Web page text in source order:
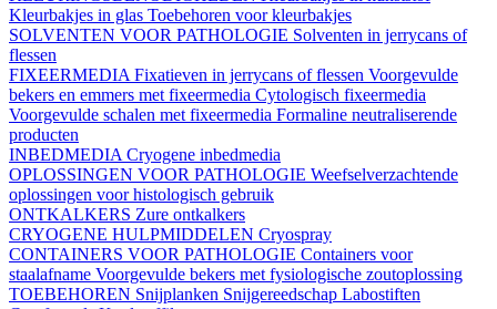
Kleurbakjes in glas Toebehoren voor kleurbakjes
SOLVENTEN VOOR PATHOLOGIE Solventen in jerrycans of
flessen
FIXEERMEDIA Fixatieven in jerrycans of flessen Voorgevulde
bekers en emmers met fixeermedia Cytologisch fixeermedia
Voorgevulde schalen met fixeermedia Formaline neutraliserende
producten
INBEDMEDIA Cryogene inbedmedia
OPLOSSINGEN VOOR PATHOLOGIE Weefselverzachtende
oplossingen voor histologisch gebruik
ONTKALKERS Zure ontkalkers
CRYOGENE HULPMIDDELEN Cryospray
CONTAINERS VOOR PATHOLOGIE Containers voor
staalafname Voorgevulde bekers met fysiologische zoutoplossing
TOEBEHOREN Snijplanken Snijgereedschap Labostiften